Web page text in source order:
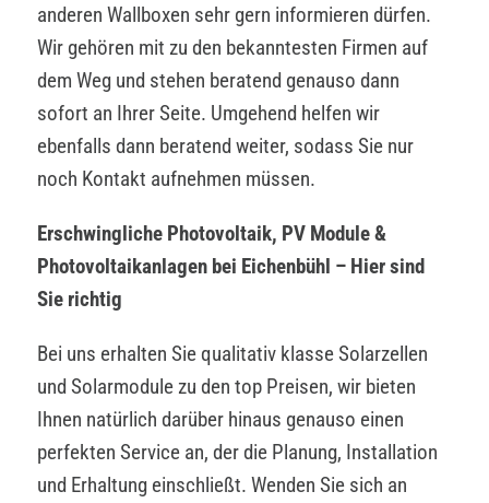
anderen Wallboxen sehr gern informieren dürfen.
Wir gehören mit zu den bekanntesten Firmen auf
dem Weg und stehen beratend genauso dann
sofort an Ihrer Seite. Umgehend helfen wir
ebenfalls dann beratend weiter, sodass Sie nur
noch Kontakt aufnehmen müssen.
Erschwingliche Photovoltaik, PV Module &
Photovoltaikanlagen bei Eichenbühl – Hier sind
Sie richtig
Bei uns erhalten Sie qualitativ klasse Solarzellen
und Solarmodule zu den top Preisen, wir bieten
Ihnen natürlich darüber hinaus genauso einen
perfekten Service an, der die Planung, Installation
und Erhaltung einschließt. Wenden Sie sich an